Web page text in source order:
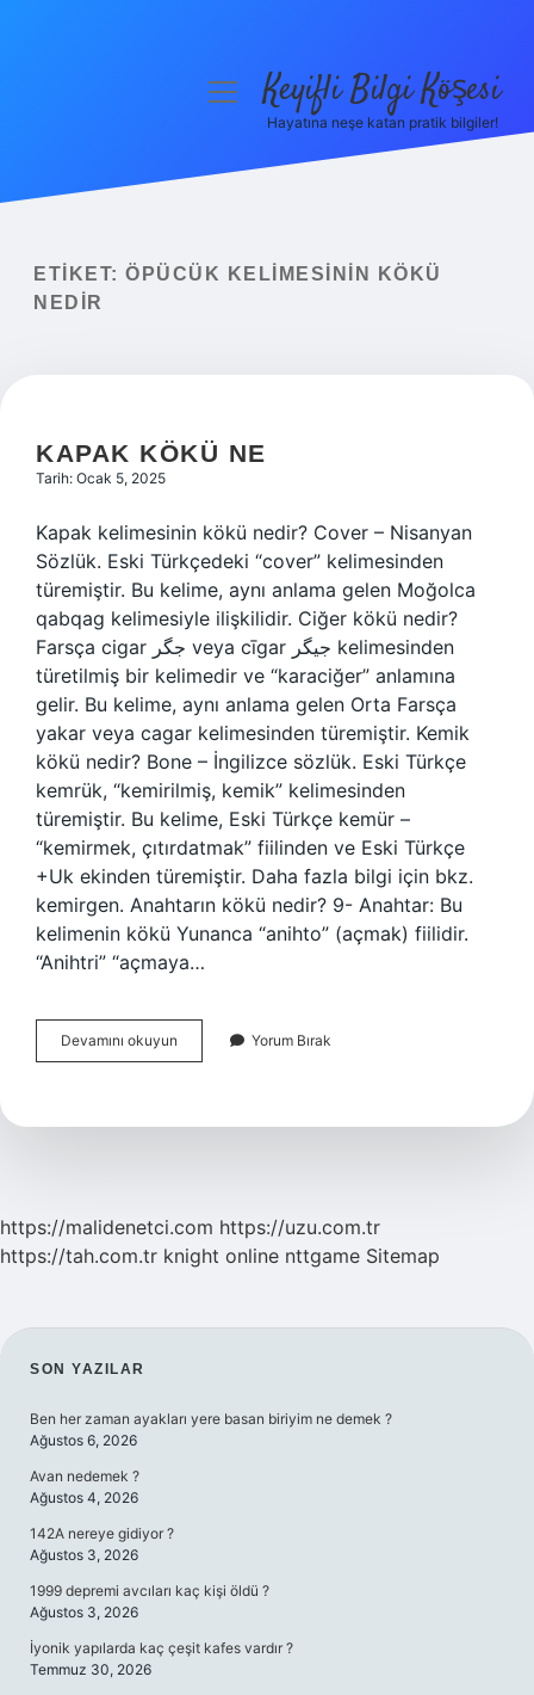
Yasal Uyarı
menüyüKeyifli Bilgi Köşesi
Hayatına neşe katan pratik bilgiler!
ETIKET: ÖPÜCÜK KELIMESININ KÖKÜ
NEDIR
KAPAK KÖKÜ NE
Tarih: Ocak 5, 2025
Kapak kelimesinin kökü nedir? Cover – Nisanyan
Sözlük. Eski Türkçedeki “cover” kelimesinden
türemiştir. Bu kelime, aynı anlama gelen Moğolca
qabqag kelimesiyle ilişkilidir. Ciğer kökü nedir?
Farsça cigar جگر veya cīgar جیگر kelimesinden
türetilmiş bir kelimedir ve “karaciğer” anlamına
gelir. Bu kelime, aynı anlama gelen Orta Farsça
yakar veya cagar kelimesinden türemiştir. Kemik
kökü nedir? Bone – İngilizce sözlük. Eski Türkçe
kemrük, “kemirilmiş, kemik” kelimesinden
türemiştir. Bu kelime, Eski Türkçe kemür –
“kemirmek, çıtırdatmak” fiilinden ve Eski Türkçe
+Uk ekinden türemiştir. Daha fazla bilgi için bkz.
kemirgen. Anahtarın kökü nedir? 9- Anahtar: Bu
kelimenin kökü Yunanca “anihto” (açmak) fiilidir.
“Anihtri” “açmaya…
Devamını okuyun
Kökü
Yorum Bırak
https://malidenetci.com https://uzu.com.tr
https://tah.com.tr knight online nttgame Sitemap
SIDEBAR
SON YAZILAR
Ben her zaman ayakları yere basan biriyim ne demek ?
Ağustos 6, 2026
Avan nedemek ?
Ağustos 4, 2026
142A nereye gidiyor ?
Ağustos 3, 2026
1999 depremi avcıları kaç kişi öldü ?
Ağustos 3, 2026
İyonik yapılarda kaç çeşit kafes vardır ?
Temmuz 30, 2026